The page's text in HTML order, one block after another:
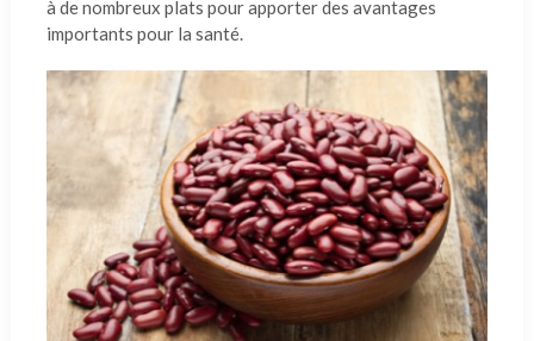
à de nombreux plats pour apporter des avantages
importants pour la santé.